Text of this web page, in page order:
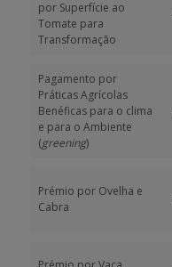
por Superfície ao
Tomate para
Transformação
Pagamento por
Práticas Agrícolas
Benéficas para o clima
e para o Ambiente
(greening)
Prémio por Ovelha e
Cabra